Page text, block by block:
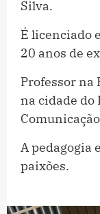
Silva.
É licenciado
20 anos de
Professor na
na cidade do
A pedagogia
paixões.